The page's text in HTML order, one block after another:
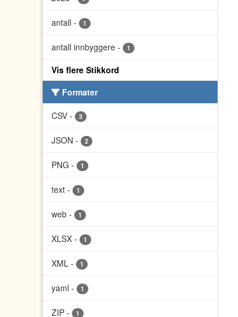
antall - 1
antall innbyggere - 1
Vis flere Stikkord
Formater
CSV - 3
JSON - 2
PNG - 1
text - 1
web - 1
XLSX - 1
XML - 1
yaml - 1
ZIP - 1